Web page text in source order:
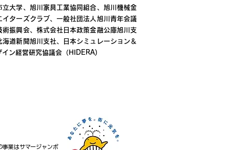
大学、旭川家具工業協同組合、旭川機械金
ターズクラブ、一般社団法人旭川青年会議
振興会、株式会社日本政策金融公庫旭川支
道新聞旭川支社、日本シミュレーション＆
ン経営研究協議会（HIDERA)
事業はサマージャンボ